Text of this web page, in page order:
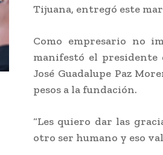
Tijuana, entregó este
Como empresario no
manifestó el presidente
José Guadalupe Paz
pesos a la fundación.
“Les quiero dar las
otro ser humano y eso